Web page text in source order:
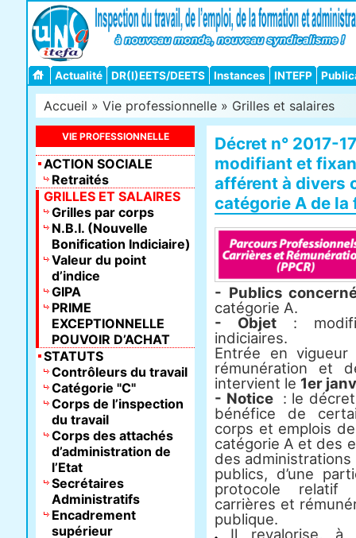
Actualité DR(I)EETS/DEETS Instances INTEFP
Accueil » Vie professionnelle » Grilles et salaires
Décret n° 2017-
modifiant et
afférent à divers
catégorie A de la
- Publics
catégorie A.
- Objet :
indiciaires.
Entrée en
rémunération et
intervient le 1er
- Notice : le
bénéfice de
corps et emplois
catégorie A et des
des administrations
publics, d’une
protocole relatif
carrières et
publique.
Il revalorise, à
VIE PROFESSIONNELLE
ACTION SOCIALE
Retraités
GRILLES ET SALAIRES
Grilles par corps
N.B.I. (Nouvelle
Bonification Indiciaire)
Valeur du point
d’indice
GIPA
PRIME
EXCEPTIONNELLE
POUVOIR D’ACHAT
STATUTS
Contrôleurs du travail
Catégorie "C"
Corps de l’inspection
du travail
Corps des attachés
d’administration de
l’Etat
Secrétaires
Administratifs
Encadrement
supérieur